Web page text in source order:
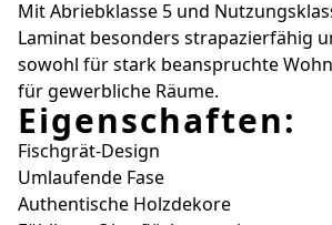
Mit Abriebklasse 5 und
Laminat besonders strapazierfähig
sowohl für stark beanspruchte
für gewerbliche Räume.
Eigenschaften:
Fischgrät-Design
Umlaufende Fase
Authentische Holzdekore